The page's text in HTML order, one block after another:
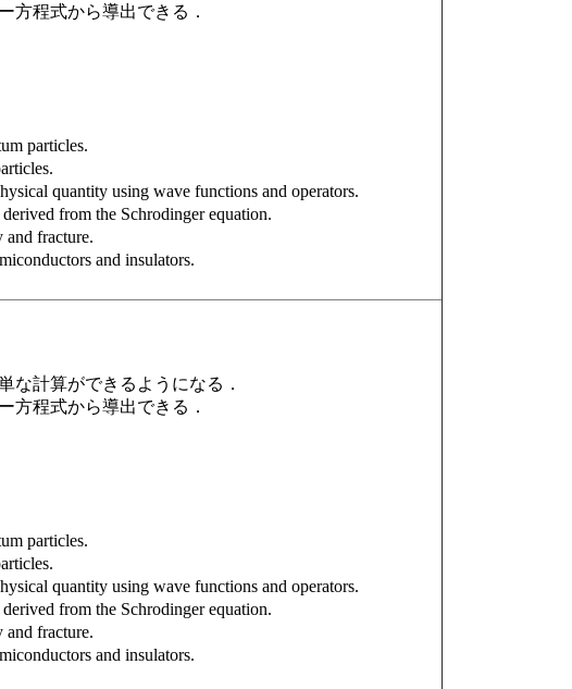
方程式から導出できる．
particles.
quantity using wave functions and operators.
from the Schrodinger equation.
and fracture.
and insulators.
な計算ができるようになる．
方程式から導出できる．
particles.
quantity using wave functions and operators.
from the Schrodinger equation.
and fracture.
and insulators.